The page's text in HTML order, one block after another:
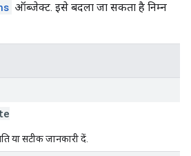
ऑब्जेक्ट. इसे बदला जा सकता है निम्न
या सटीक जानकारी दें.